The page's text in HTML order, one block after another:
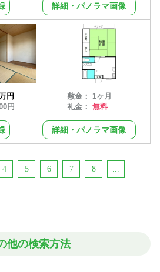
詳細・パノラマ画像
円
円
敷金： 1ヶ月
礼金：無料
詳細・パノラマ画像
4 5 6 7 8
他の検索方法